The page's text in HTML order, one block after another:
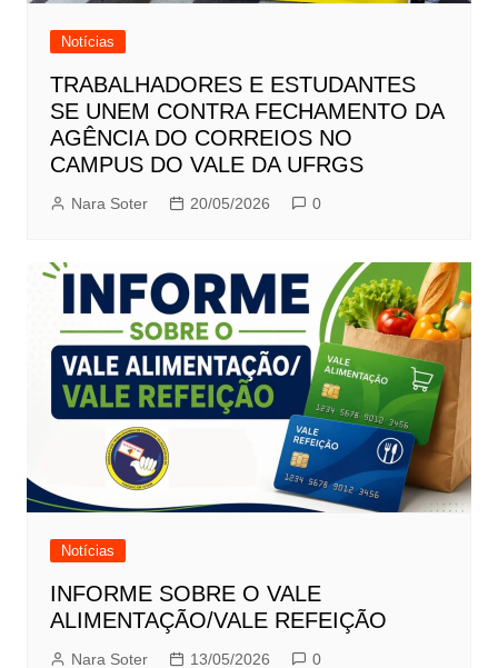
Notícias
TRABALHADORES E ESTUDANTES
SE UNEM CONTRA FECHAMENTO DA
AGÊNCIA DO CORREIOS NO
CAMPUS DO VALE DA UFRGS
Nara Soter 20/05/2026 0
Notícias
INFORME SOBRE O VALE
ALIMENTAÇÃO/VALE REFEIÇÃO
Nara Soter 13/05/2026 0